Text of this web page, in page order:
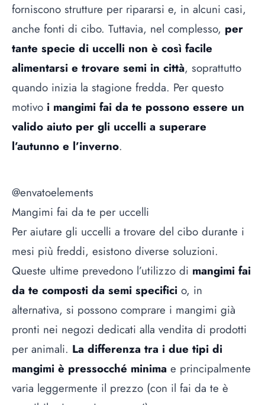
forniscono strutture per ripararsi e, in alcuni casi,
anche fonti di cibo. Tuttavia, nel complesso, per
tante specie di uccelli non è così facile
alimentarsi e trovare semi in città, soprattutto
quando inizia la stagione fredda. Per questo
motivo i mangimi fai da te possono essere un
valido aiuto per gli uccelli a superare
l’autunno e l’inverno.
@envatoelements
Mangimi fai da te per uccelli
Per aiutare gli uccelli a trovare del cibo durante i
mesi più freddi, esistono diverse soluzioni.
Queste ultime prevedono l’utilizzo di mangimi fai
da te composti da semi specifici o, in
alternativa, si possono comprare i mangimi già
pronti nei negozi dedicati alla vendita di prodotti
per animali. La differenza tra i due tipi di
mangimi è pressocché minima e principalmente
varia leggermente il prezzo (con il fai da te è